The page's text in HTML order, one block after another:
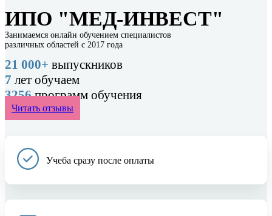
ИПО "МЕД-ИНВЕСТ"
Занимаемся онлайн обучением специалистов
различных областей с 2017 года
21 000+ выпускников
7 лет обучаем
3256программ обучения
Читать отзывы
Учеба сразу после оплаты